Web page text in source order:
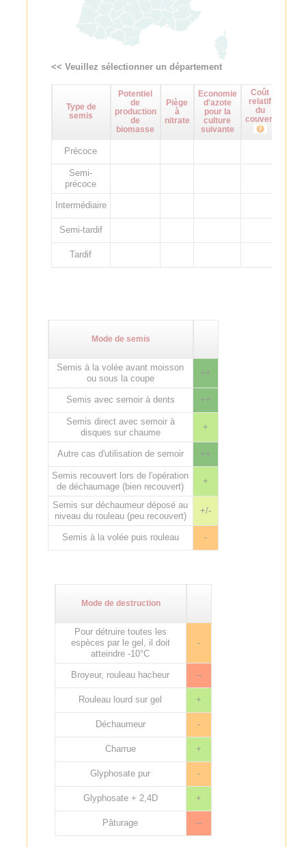
<< Veuillez sélectionner un département
Type de
semis
Potentiel
de
production
de
biomasse
Piège
à
nitrate
Economie
d'azote
pour la
culture
suivante
Coût
relatif
du
couvert
Précoce
Semi-
précoce
Intermédiaire
Semi-tardif
Tardif
Mode de semis
Semis à la volée avant moisson
ou sous la coupe
++
Semis avec semoir à dents ++
Semis direct avec semoir à
disques sur chaume
+
Autre cas d'utilisation de semoir ++
Semis recouvert lors de l'opération
de déchaumage (bien recouvert)
+
Semis sur déchaumeur déposé au
niveau du rouleau (peu recouvert)
+/-
Semis à la volée puis rouleau -
Mode de destruction
Pour détruire toutes les
espèces par le gel, il doit
atteindre -10°C
-
Broyeur, rouleau hacheur --
Rouleau lourd sur gel +
Déchaumeur -
Charrue +
Glyphosate pur -
Glyphosate + 2,4D +
Pâturage --